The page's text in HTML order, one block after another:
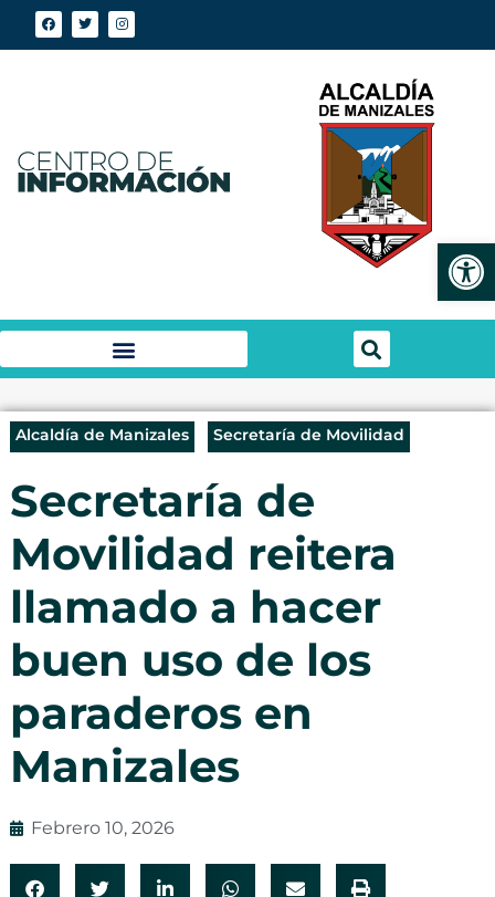
Alcaldía de Manizales Secretaría de Movilidad
Secretaría de
Movilidad reitera
llamado a hacer
buen uso de los
paraderos en
Manizales
Febrero 10, 2026